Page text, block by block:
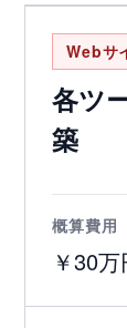
Webサ
各ツ
築
概算費用
￥30万